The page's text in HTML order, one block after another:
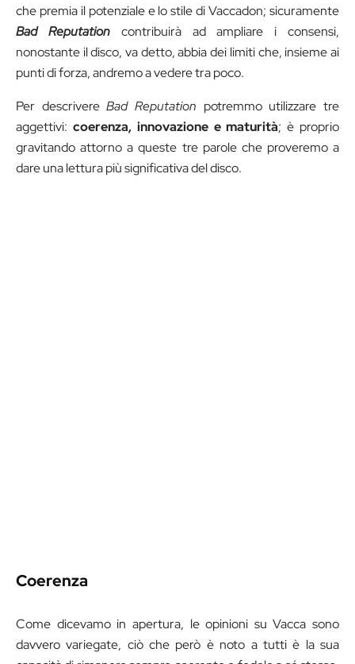
che premia il potenziale e lo stile di Vaccadon; sicuramente
Bad Reputationcontribuirà ad ampliare i consensi,
nonostante il disco, va detto, abbia dei limiti che, insieme ai
punti di forza, andremo a vedere tra poco.
Per descrivereBad Reputation potremmo utilizzare tre
aggettivi: coerenza, innovazione e maturità; è proprio
gravitando attorno a queste tre parole che proveremo a
dare una lettura più significativa del disco.
Coerenza
Come dicevamo in apertura, le opinioni su Vacca sono
davvero variegate, ciò che però è noto a tutti è la sua